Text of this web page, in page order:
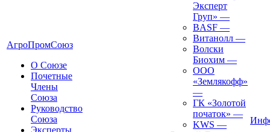
АгроПромСоюз
О Союзе
Почетные
Члены
Союза
Руководство
Союза
Эксперты
Эксперт
Груп» —
BASF —
Витанолл —
Волски
Биохим —
ООО
«Землякофф»
—
ГК «Золотой
початок» —
KWS —